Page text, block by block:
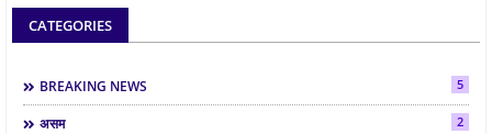
CATEGORIES
BREAKING NEWS 5
असम 2